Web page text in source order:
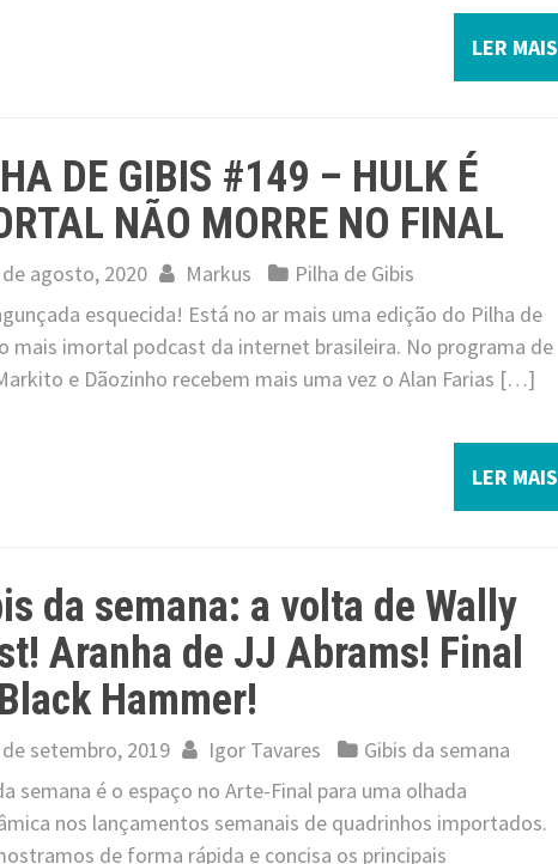
LER MAIS
DE GIBIS #149 – HULK É
NÃO MORRE NO FINAL
agosto, 2020 Markus
Pilha de Gibis
esquecida! Está no ar mais uma edição do Pilha de
mais imortal podcast da internet brasileira. No programa de
e Dãozinho recebem mais uma vez o Alan Farias […]
LER MAIS
da semana: a volta de Wally
Aranha de JJ Abrams! Final
Hammer!
setembro, 2019 Igor Tavares
Gibis da semana
semana é o espaço no Arte-Final para uma olhada
nos lançamentos semanais de quadrinhos importados.
de forma rápida e concisa os principais